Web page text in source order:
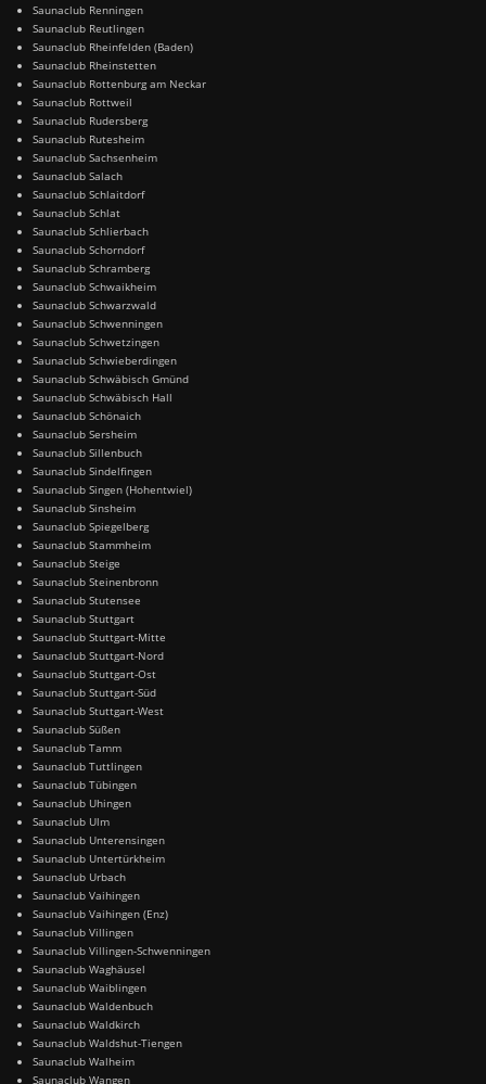
Saunaclub Renningen
Saunaclub Reutlingen
Saunaclub Rheinfelden (Baden)
Saunaclub Rheinstetten
Saunaclub Rottenburg am Neckar
Saunaclub Rottweil
Saunaclub Rudersberg
Saunaclub Rutesheim
Saunaclub Sachsenheim
Saunaclub Salach
Saunaclub Schlaitdorf
Saunaclub Schlat
Saunaclub Schlierbach
Saunaclub Schorndorf
Saunaclub Schramberg
Saunaclub Schwaikheim
Saunaclub Schwarzwald
Saunaclub Schwenningen
Saunaclub Schwetzingen
Saunaclub Schwieberdingen
Saunaclub Schwäbisch Gmünd
Saunaclub Schwäbisch Hall
Saunaclub Schönaich
Saunaclub Sersheim
Saunaclub Sillenbuch
Saunaclub Sindelfingen
Saunaclub Singen (Hohentwiel)
Saunaclub Sinsheim
Saunaclub Spiegelberg
Saunaclub Stammheim
Saunaclub Steige
Saunaclub Steinenbronn
Saunaclub Stutensee
Saunaclub Stuttgart
Saunaclub Stuttgart-Mitte
Saunaclub Stuttgart-Nord
Saunaclub Stuttgart-Ost
Saunaclub Stuttgart-Süd
Saunaclub Stuttgart-West
Saunaclub Süßen
Saunaclub Tamm
Saunaclub Tuttlingen
Saunaclub Tübingen
Saunaclub Uhingen
Saunaclub Ulm
Saunaclub Unterensingen
Saunaclub Untertürkheim
Saunaclub Urbach
Saunaclub Vaihingen
Saunaclub Vaihingen (Enz)
Saunaclub Villingen
Saunaclub Villingen-Schwenningen
Saunaclub Waghäusel
Saunaclub Waiblingen
Saunaclub Waldenbuch
Saunaclub Waldkirch
Saunaclub Waldshut-Tiengen
Saunaclub Walheim
Saunaclub Wangen